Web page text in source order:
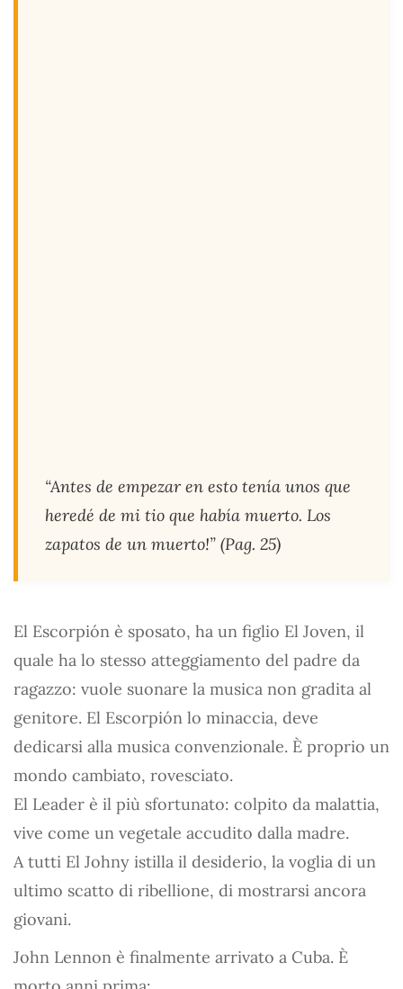
“Antes de empezar en esto tenía unos que
heredé de mi tio que había muerto. Los
zapatos de un muerto!” (Pag. 25)
El Escorpión è sposato, ha un figlio El Joven, il
quale ha lo stesso atteggiamento del padre da
ragazzo: vuole suonare la musica non gradita al
genitore. El Escorpión lo minaccia, deve
dedicarsi alla musica convenzionale. È proprio un
mondo cambiato, rovesciato.
El Leader è il più sfortunato: colpito da malattia,
vive come un vegetale accudito dalla madre.
A tutti El Johny istilla il desiderio, la voglia di un
ultimo scatto di ribellione, di mostrarsi ancora
giovani.
John Lennon è finalmente arrivato a Cuba. È